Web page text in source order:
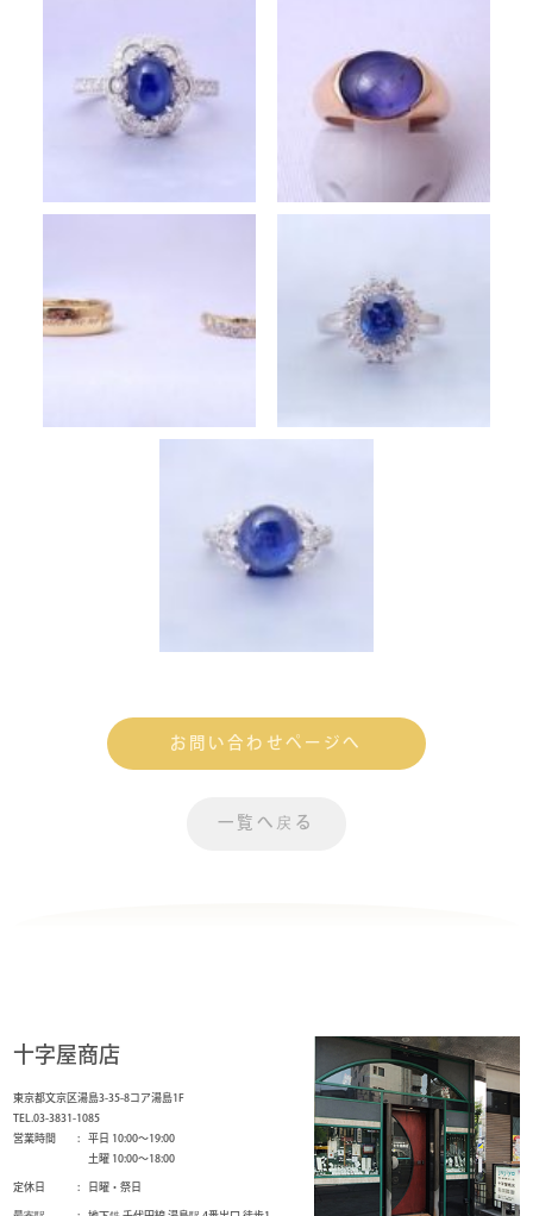
お問い合わせページへ
一覧へ戻る
十字屋商店
東京都文京区湯島3-35-8コア湯島1F
TEL.03-3831-1085
営業時間
平日 10:00～19:00
土曜 10:00～18:00
定休日
日曜・祭日